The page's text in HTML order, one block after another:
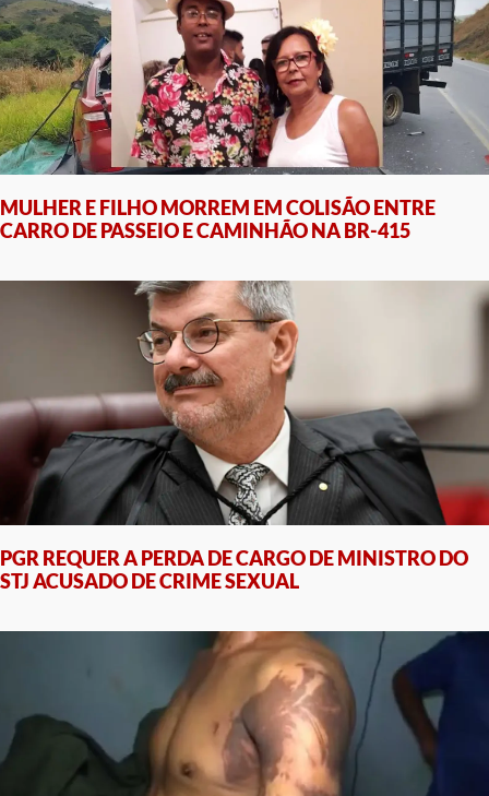
MULHER E FILHO MORREM EM COLISÃO ENTRE
CARRO DE PASSEIO E CAMINHÃO NA BR-415
PGR REQUER A PERDA DE CARGO DE MINISTRO DO
STJ ACUSADO DE CRIME SEXUAL